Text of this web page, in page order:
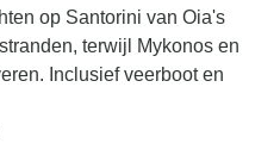
op Santorini van Oia's
terwijl Mykonos en
Inclusief veerboot en